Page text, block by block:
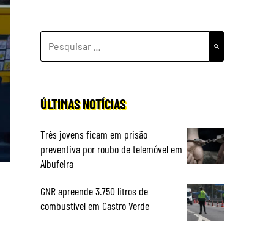
POR:
ÚLTIMAS NOTÍCIAS
Três jovens ficam em prisão
preventiva por roubo de telemóvel em
Albufeira
GNR apreende 3.750 litros de
combustível em Castro Verde